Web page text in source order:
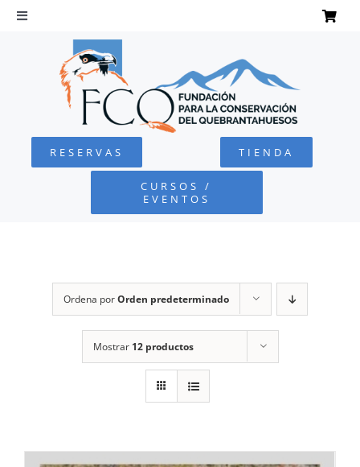
Saltar
Toggle
Navigation
QUEBRANTAHUESOS
FUNDACIÓN
RESERVAS TIENDA
CURSOS /
EVENTOS
Ordena porOrden predeterminado
Mostrar 12 productos